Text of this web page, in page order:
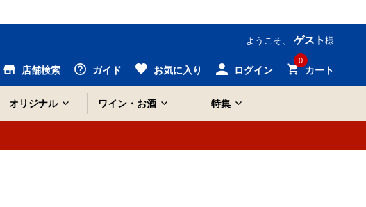
ようこそ、 ゲスト 様
店舗検索 ガイド お気に入り ログイン
0
カート
オリジナル ワイン・お酒 特集